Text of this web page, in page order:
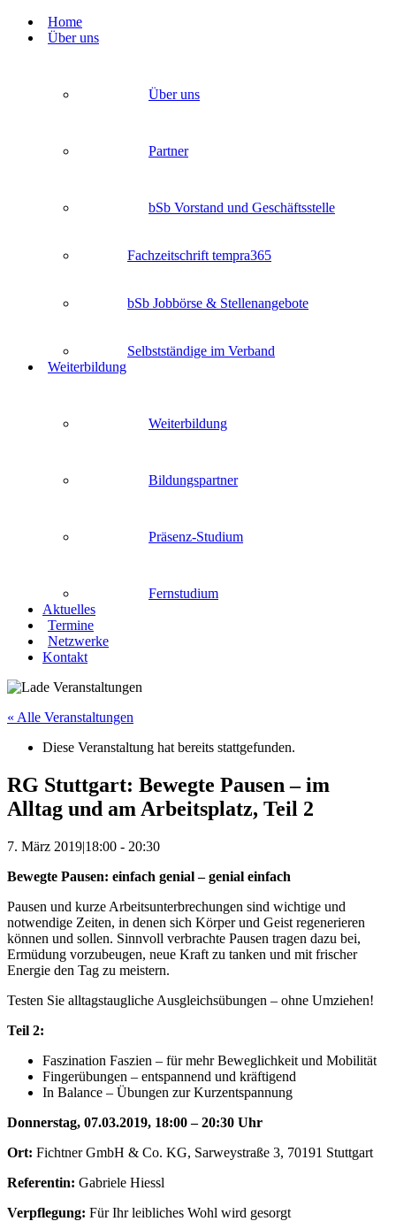
Home
Über uns
Über uns
Partner
bSb Vorstand und Geschäftsstelle
Fachzeitschrift tempra365
bSb Jobbörse & Stellenangebote
Selbstständige im Verband
Weiterbildung
Weiterbildung
Bildungspartner
Präsenz-Studium
Fernstudium
Aktuelles
Termine
Netzwerke
Kontakt
« Alle Veranstaltungen
Diese Veranstaltung hat bereits stattgefunden.
RG Stuttgart: Bewegte Pausen – im
Alltag und am Arbeitsplatz, Teil 2
7. März 2019|18:00 - 20:30
Bewegte Pausen: einfach genial – genial einfach
Pausen und kurze Arbeitsunterbrechungen sind wichtige und
notwendige Zeiten, in denen sich Körper und Geist regenerieren
können und sollen. Sinnvoll verbrachte Pausen tragen dazu bei,
Ermüdung vorzubeugen, neue Kraft zu tanken und mit frischer
Energie den Tag zu meistern.
Testen Sie alltagstaugliche Ausgleichsübungen – ohne Umziehen!
Teil 2:
Faszination Faszien – für mehr Beweglichkeit und Mobilität
Fingerübungen – entspannend und kräftigend
In Balance – Übungen zur Kurzentspannung
Donnerstag, 07.03.2019, 18:00 – 20:30 Uhr
Ort: Fichtner GmbH & Co. KG, Sarweystraße 3, 70191 Stuttgart
Referentin: Gabriele Hiessl
Verpflegung: Für Ihr leibliches Wohl wird gesorgt